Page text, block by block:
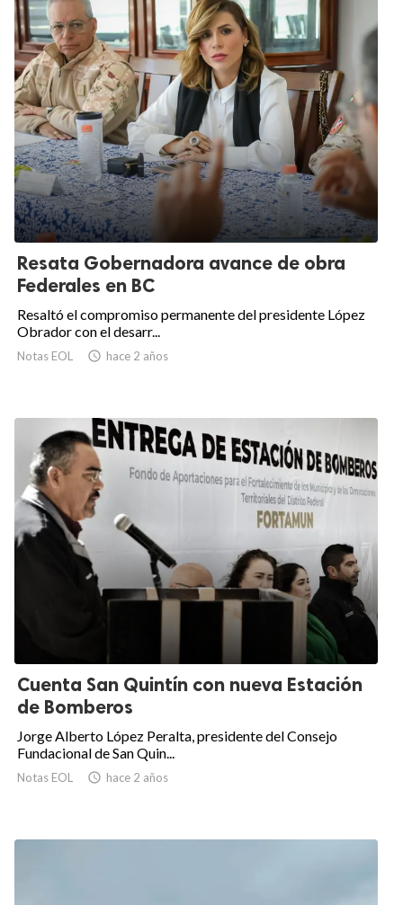
Resata Gobernadora avance de obra
Federales en BC
Resaltó el compromiso permanente del presidente López
Obrador con el desarr...
Notas EOL  hace 2 años
Cuenta San Quintín con nueva Estación
de Bomberos
Jorge Alberto López Peralta, presidente del Consejo
Fundacional de San Quin...
Notas EOL  hace 2 años